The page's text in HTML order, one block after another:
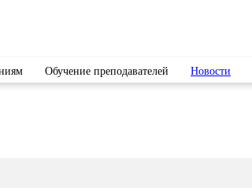
Обучение преподавателей Новости